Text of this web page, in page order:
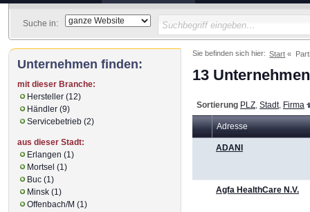
Suche in:
Sie befinden sich hier: Start
13
Sortierung PLZ Stadt, Firma
Adresse
ADANI
Agfa HealthCare N.V.
Unternehmen finden:
mit dieser Branche:
Hersteller (12)
Händler (9)
Servicebetrieb (2)
aus dieser Stadt:
Erlangen (1)
Mortsel (1)
Buc (1)
Minsk (1)
Offenbach/M (1)